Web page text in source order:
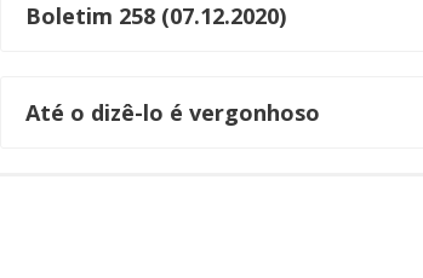
Boletim 258 (07.12.2020)
Até o dizê-lo é vergonhoso